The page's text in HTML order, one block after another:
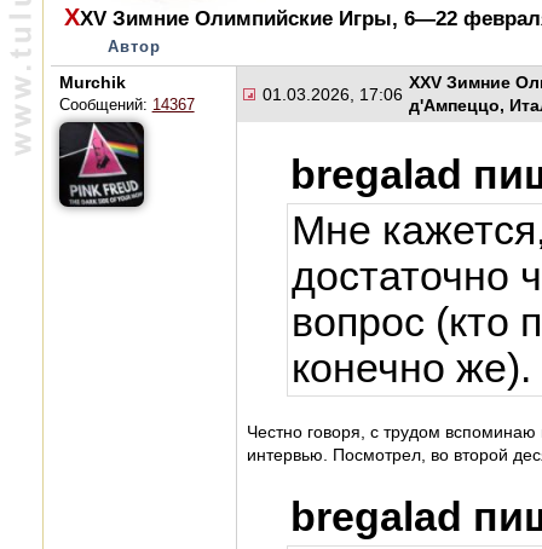
XXV Зимние Олимпийские Игры, 6—22
Автор
Murchik
Сообщений: 14367
01.03.2026, 17:06
XXV Зимние
д'Ампеццо,
bregalad
Мне
достаточно
вопрос (кто
конечно же).
Честно говоря, с трудом вспоминаю
интервью. Посмотрел, во второй
bregalad